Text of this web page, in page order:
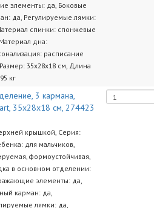
элементы: да, Боковые
да, Регулируемые лямки:
спинки: спонжевые
дна:
расписание
35х28х18 см, Длина
кг
3 кармана,
35х28х18 см, 274423
крышкой, Серия:
для мальчиков,
формоустойчивая,
в основном отделении:
элементы: да,
карман: да,
лямки: да,